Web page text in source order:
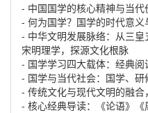
- 中国国学的核心精神与当代
- 何为国学？国学的时代意义
- 中华文明发展脉络：从三
宋明理学，探源文化根脉
- 国学学习四大载体：经典
- 国学与当代社会：国学、
- 传统文化与现代文明的融
- 核心经典导读：《论语》